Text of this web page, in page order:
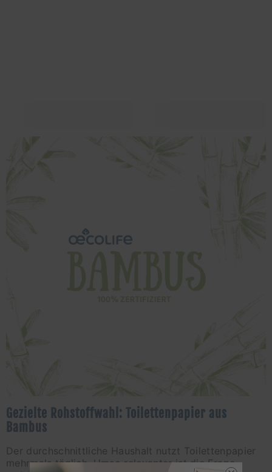
Gezielte Rohstoffwahl: Toilettenpapier aus
Bambus
Der durchschnittliche Haushalt nutzt Toilettenpapier
mehrmals täglich. Umso relevanter ist die Frage,